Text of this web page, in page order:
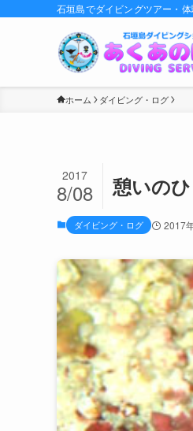
石垣島でダイビングツアー・
ホーム ダイビング・ログ
憩いの
2017
8/08
ダイビング・ログ 2017